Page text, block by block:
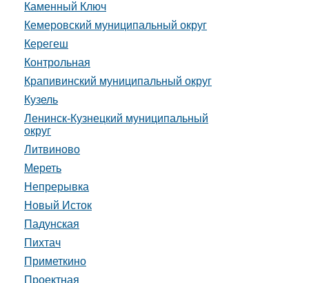
Каменный Ключ
Кемеровский муниципальный округ
Керегеш
Контрольная
Крапивинский муниципальный округ
Кузель
Ленинск-Кузнецкий муниципальный
округ
Литвиново
Мереть
Непрерывка
Новый Исток
Падунская
Пихтач
Приметкино
Проектная